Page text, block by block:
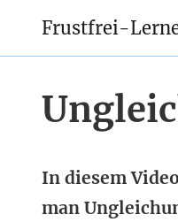
Frustfrei-
In diesem
man